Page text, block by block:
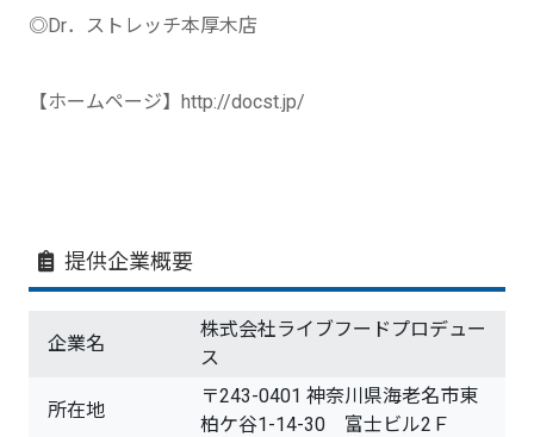
◎Dr．ストレッチ本厚木店
【ホームページ】http://docst.jp/
提供企業概要
企業名
株式会社ライブフードプロデュー
ス
所在地
〒243-0401 神奈川県海老名市東
柏ケ谷1-14-30 富士ビル2Ｆ